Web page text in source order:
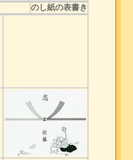
のし紙の表書き